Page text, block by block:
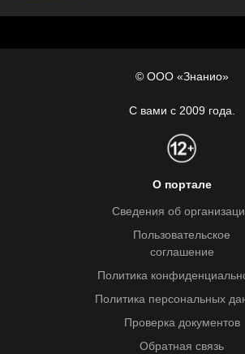
© ООО «Знанио»
С вами с 2009 года.
О портале
Сведения об
Пользовательское
соглашение
Политика
Политика персональных
Проверка документов
Обратная связь